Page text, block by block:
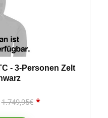
- 3-Personen Zelt
1.749,95€